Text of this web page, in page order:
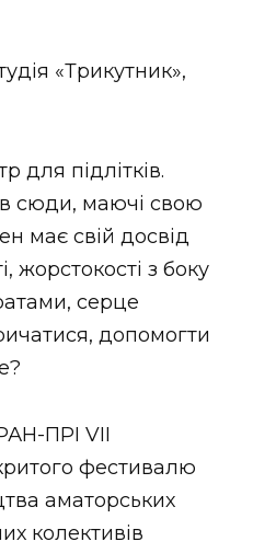
УКРАЇНИ
«Трикутник»,
для підлітків.
сюди, маючі свою
має свій досвід
жорстокості з боку
серце
допомогти
ПРІ VІІ
фестивалю
аматорських
колективів